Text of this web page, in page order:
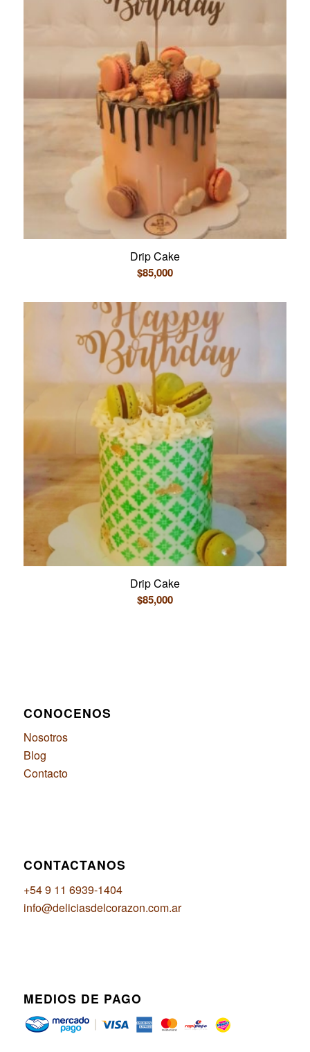
Drip Cake
$85,000
Drip Cake
$85,000
CONOCENOS
Nosotros
Blog
Contacto
CONTACTANOS
+54 9 11 6939-1404
info@deliciasdelcorazon.com.ar
MEDIOS DE PAGO